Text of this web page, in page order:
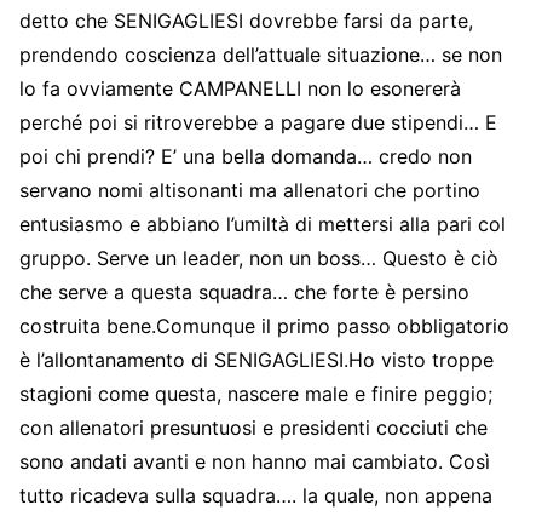
detto che SENIGAGLIESI dovrebbe farsi da parte,
prendendo coscienza dell’attuale situazione… se non
lo fa ovviamente CAMPANELLI non lo esonererà
perché poi si ritroverebbe a pagare due stipendi… E
poi chi prendi? E’ una bella domanda… credo non
servano nomi altisonanti ma allenatori che portino
entusiasmo e abbiano l’umiltà di mettersi alla pari col
gruppo. Serve un leader, non un boss… Questo è ciò
che serve a questa squadra… che forte è persino
costruita bene.Comunque il primo passo obbligatorio
è l’allontanamento di SENIGAGLIESI.Ho visto troppe
stagioni come questa, nascere male e finire peggio;
con allenatori presuntuosi e presidenti cocciuti che
sono andati avanti e non hanno mai cambiato. Così
tutto ricadeva sulla squadra…. la quale, non appena